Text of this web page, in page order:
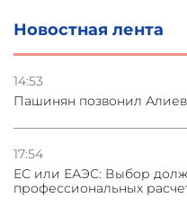
Новостная лента
14:53
Пашинян позвонил
17:54
ЕС или ЕАЭС: Выбор
профессиональных
03.08.2026
Стратегия
Азербайджане
31.07.2026